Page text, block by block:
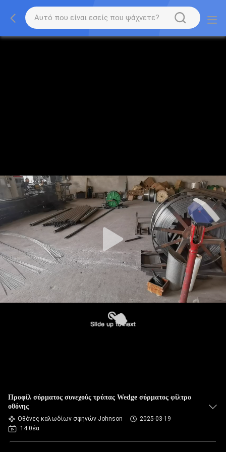
Προφίλ σύρματος συνεχούς τρύπας Wedge σύρματος φίλτρο
οθόνης
Οθόνες καλωδίων σφηνών Johnson
2025-03-19
14 θέα